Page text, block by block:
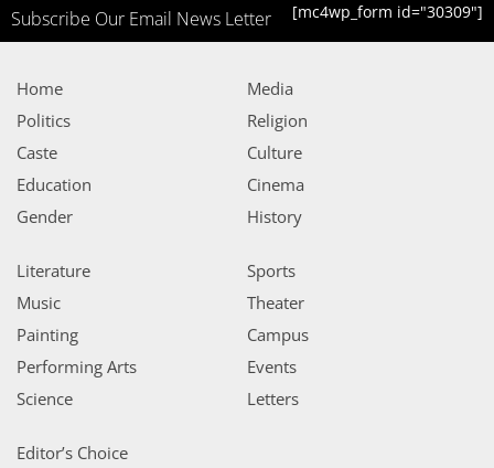
Subscribe Our Email News Letter [mc4wp_form id="30309"]
Home
Politics
Caste
Education
Gender
Media
Religion
Culture
Cinema
History
Literature
Music
Painting
Performing Arts
Science
Sports
Theater
Campus
Events
Letters
Editor’s Choice